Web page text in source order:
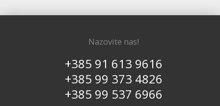
Nazovite nas!
+385 91 613 9616
+385 99 373 4826
+385 99 537 6966